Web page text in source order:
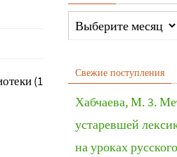
(1
Свежие поступления
Хабчаева, М. 3.
устаревшей
на уроках